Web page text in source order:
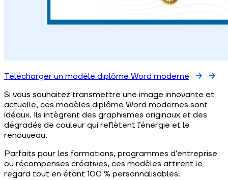
Télécharger un modèle diplôme Word moderne
Si vous souhaitez transmettre une image innovante et
actuelle, ces modèles diplôme Word modernes sont
idéaux. Ils intègrent des graphismes originaux et des
dégradés de couleur qui reflètent l’énergie et le
renouveau.
Parfaits pour les formations, programmes d’entreprise
ou récompenses créatives, ces modèles attirent le
regard tout en étant 100 % personnalisables.